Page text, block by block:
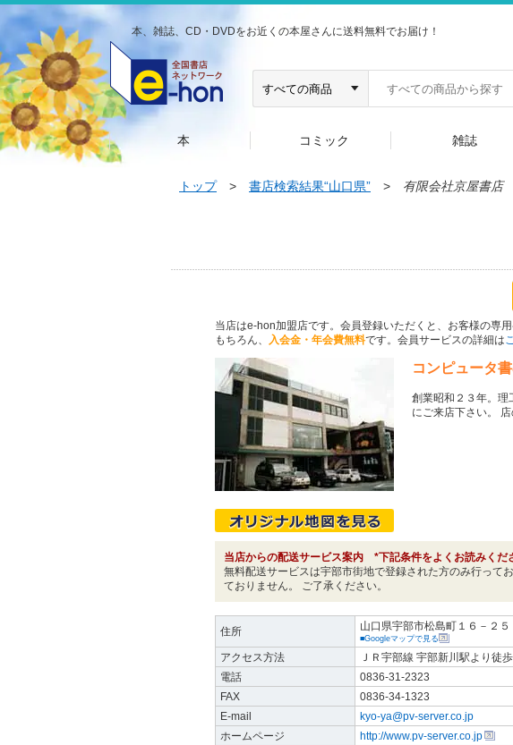
本、雑誌、CD・DVDをお近くの本屋さんに送料無料でお届け！
本 コミック 雑誌
トップ> 書店検索結果“山口県” > 有限会社京屋書店
当店はe-hon加盟店です。会員登録いただくと、お客様の専
もちろん、
入会金・年会費無料です。会員サービスの詳細は
コンピュータ
創業昭和２３年。理
にご来店下さい。
当店からの配送サービス案内 *下記条件をよくお読みくだ
無料配送サービスは宇部市街地で登録された方のみ行って
ておりません。 ご了承ください。
住所 山口県宇部市松島町１６－２５
■Googleマップで見る
アクセス方法
ＪＲ宇部線 宇部新川駅より徒
電話
0836-31-2323
FAX
0836-34-1323
E-mail
kyo-ya@pv-server.co.jp
ホームページ
http://www.pv-server.co.jp